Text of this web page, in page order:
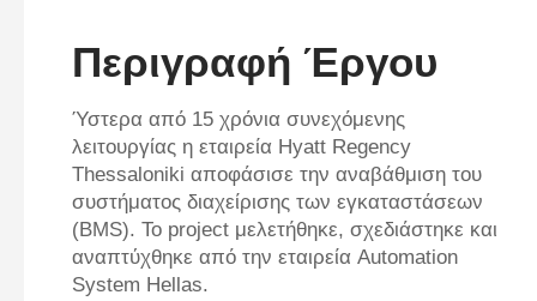
Περιγραφή Έργου
Ύστερα από 15 χρόνια συνεχόμενης
λειτουργίας η εταιρεία Hyatt Regency
Thessaloniki αποφάσισε την αναβάθμιση του
συστήματος διαχείρισης των εγκαταστάσεων
(BMS). Το project μελετήθηκε, σχεδιάστηκε και
αναπτύχθηκε από την εταιρεία Automation
System Hellas.